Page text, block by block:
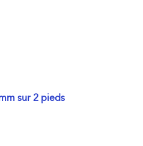
sur 2 pieds